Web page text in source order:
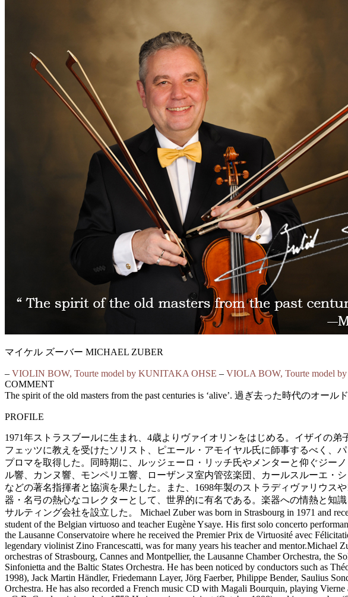
マイケル ズーバー MICHAEL ZUBER
– VIOLIN BOW, Tourte model by KUNITAKA OHSE – VIOLA BOW, Tourte model
COMMENT
The spirit of the old masters from the past centuries is ‘alive’. 過ぎ去った時代のオー
PROFILE
1971年ストラスブールに生まれ、4歳よりヴァイオリンをはじめる。イザイの
フェッツに教えを受けたソリスト、ピエール・アモイヤル氏に師事するべく、
プロマを取得した。同時期に、ルッジェーロ・リッチ氏やメンターと仰ぐジー
ル響、カンヌ響、モンペリエ響、ローザンヌ室内管弦楽団、カールスルーエ・
などの著名指揮者と協演を果たした。また、1698年製のストラディヴァリウス
器・名弓の熱心なコレクターとして、世界的に有名である。楽器への情熱と知
サルティング会社を設立した。 Michael Zuber was born in Strasbourg in 1971 and
student of the Belgian virtuoso and teacher Eugène Ysaye. His first solo concerto
the Lausanne Conservatoire where he received the Premier Prix de Virtuosité avec
legendary violinist Zino Francescatti, was for many years his teacher and
orchestras of Strasbourg, Cannes and Montpellier, the Lausanne Chamber Orchestra,
Sinfonietta and the Baltic States Orchestra. He has been noticed by conductors such as
1998), Jack Martin Händler, Friedemann Layer, Jörg Faerber, Philippe Bender, Saulius
Orchestra. He has also recorded a French music CD with Magali Bourquin, playing